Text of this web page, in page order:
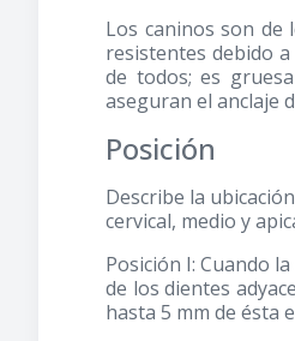
Los caninos son de
resistentes debido
de todos; es
aseguran el anclaje
Posición
Describe la
cervical, medio y
Posición I: Cuando
de los dientes
hasta 5 mm de ésta